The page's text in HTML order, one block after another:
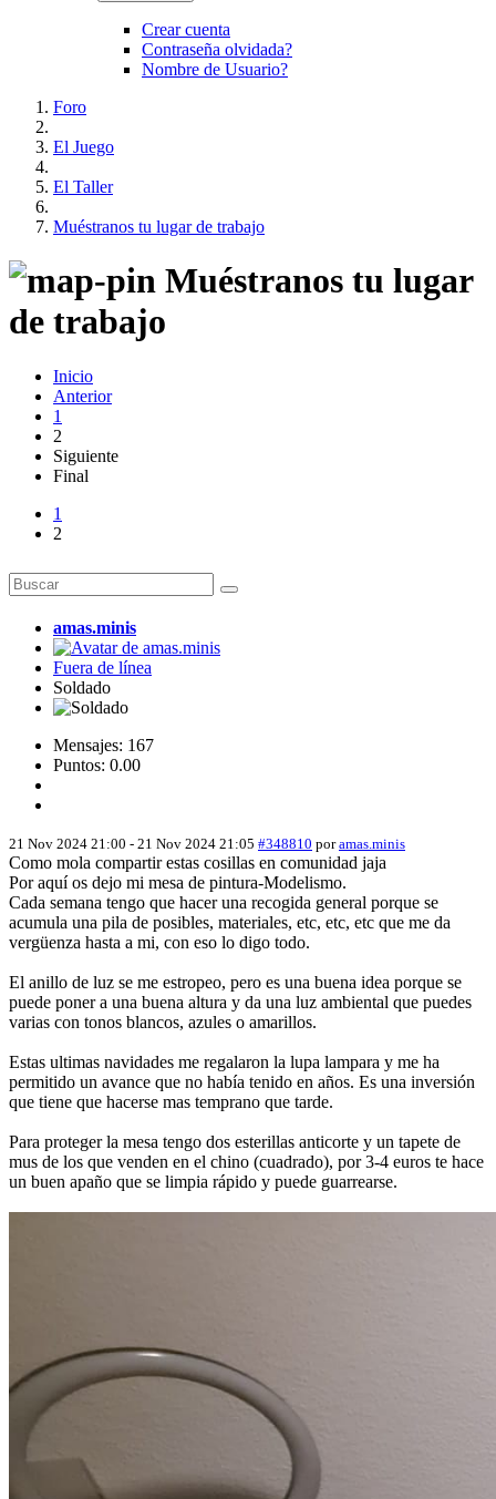
Crear cuenta
Contraseña olvidada?
Nombre de Usuario?
Foro
El Juego
El Taller
Muéstranos tu lugar de trabajo
Muéstranos tu lugar
de trabajo
Inicio
Anterior
1
2
Siguiente
Final
1
2
amas.minis
Fuera de línea
Soldado
Mensajes: 167
Puntos: 0.00
21 Nov 2024 21:00 - 21 Nov 2024 21:05 #348810 poramas.minis
Como mola compartir estas cosillas en comunidad jaja
Por aquí os dejo mi mesa de pintura-Modelismo.
Cada semana tengo que hacer una recogida general porque se
acumula una pila de posibles, materiales, etc, etc, etc que me da
vergüenza hasta a mi, con eso lo digo todo.
El anillo de luz se me estropeo, pero es una buena idea porque se
puede poner a una buena altura y da una luz ambiental que puedes
varias con tonos blancos, azules o amarillos.
Estas ultimas navidades me regalaron la lupa lampara y me ha
permitido un avance que no había tenido en años. Es una inversión
que tiene que hacerse mas temprano que tarde.
Para proteger la mesa tengo dos esterillas anticorte y un tapete de
mus de los que venden en el chino (cuadrado), por 3-4 euros te hace
un buen apaño que se limpia rápido y puede guarrearse.